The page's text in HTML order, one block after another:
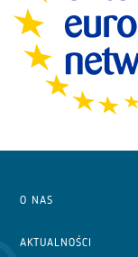
O NAS
AKTUALNOŚCI